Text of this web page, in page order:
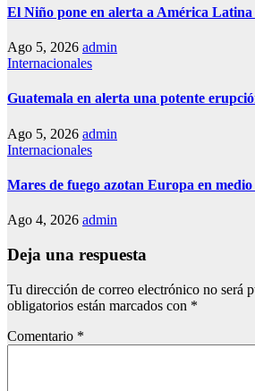
El Niño pone en alerta a América
Ago 5, 2026 admin
Internacionales
Guatemala en alerta una potente
Ago 5, 2026 admin
Internacionales
Mares de fuego azotan Europa en
Ago 4, 2026 admin
Deja una respuesta
Tu dirección de correo electrónico no será
obligatorios están marcados con *
Comentario *